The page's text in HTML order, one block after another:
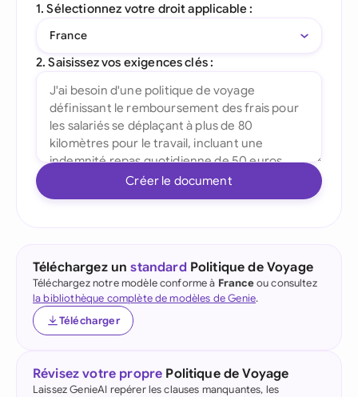
1. Sélectionnez votre droit applicable :
France
2. Saisissez vos exigences clés :
Créer le document
Téléchargez unstandardPolitique de Voyage
Téléchargez notre modèle conforme à Franceou consultez
la bibliothèque complète de modèles de Genie.
Télécharger
Révisez votre propre Politique de Voyage
Laissez GenieAI repérer les clauses manquantes, les